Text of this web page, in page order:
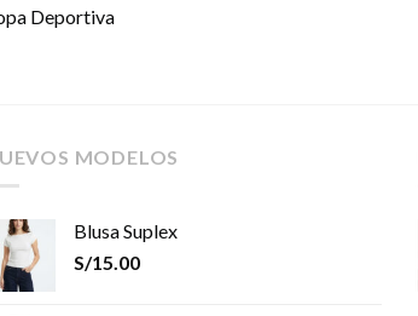
Deportiva
MODELOS
Blusa Suplex
S/15.00